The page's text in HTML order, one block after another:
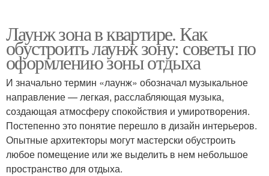
Лаунж зона в квартире. Как
обустроить лаунж зону: советы по
оформлению зоны отдыха
И значально термин «лаунж» обозначал музыкальное
направление — легкая, расслабляющая музыка,
создающая атмосферу спокойствия и умиротворения.
Постепенно это понятие перешло в дизайн интерьеров.
Опытные архитекторы могут мастерски обустроить
любое помещение или же выделить в нем небольшое
пространство для отдыха.